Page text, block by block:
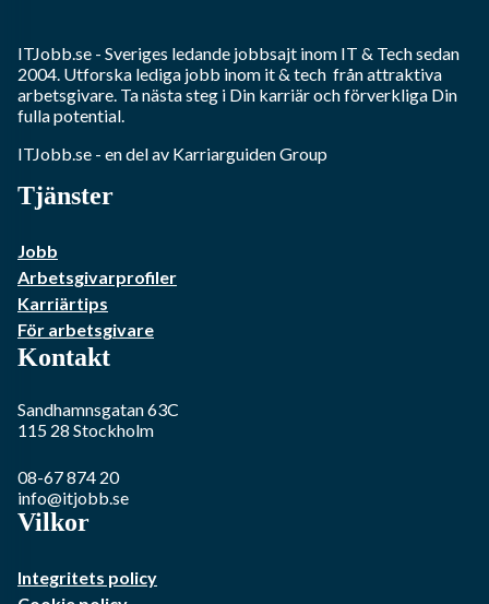
ITJobb.se - Sveriges ledande jobbsajt inom IT & Techsedan
2004. Utforska lediga jobb inom it & tech från attraktiva
arbetsgivare. Ta nästa steg i Din karriär och förverkliga Din
fulla potential.
ITJobb.se - en del av Karriarguiden Group
Tjänster
Jobb
Arbetsgivarprofiler
Karriärtips
För arbetsgivare
Kontakt
Sandhamnsgatan 63C
115 28 Stockholm
08-67 874 20
info@itjobb.se
Vilkor
Integritets policy